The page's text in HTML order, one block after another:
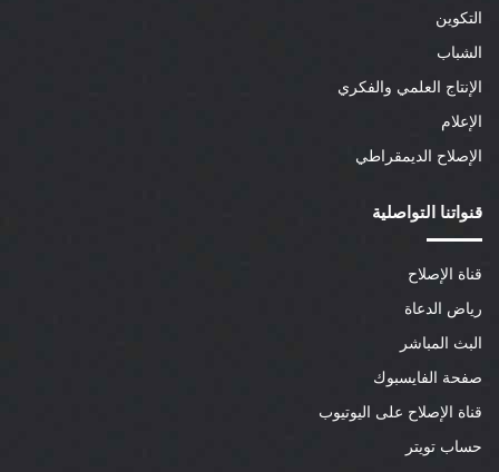
التكوين
الشباب
الإنتاج العلمي والفكري
الإعلام
الإصلاح الديمقراطي
قنواتنا التواصلية
قناة الإصلاح
رياض الدعاة
البث المباشر
صفحة الفايسبوك
قناة الإصلاح على اليوتيوب
حساب تويتر